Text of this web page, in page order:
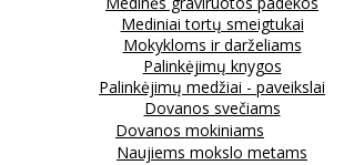
Mediniai tortų smeigtukai
Mokykloms ir darželiams
Palinkėjimų knygos
Palinkėjimų medžiai - paveikslai
Dovanos svečiams
Dovanos mokiniams
Naujiems mokslo metams